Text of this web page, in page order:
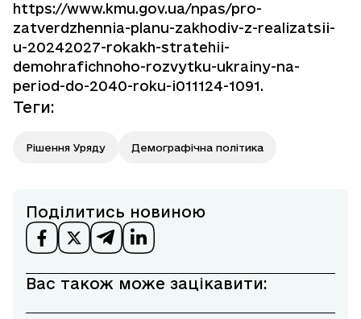
https://www.kmu.gov.ua/npas/pro-
zatverdzhennia-planu-zakhodiv-z-realizatsii-
u-20242027-rokakh-stratehii-
demohrafichnoho-rozvytku-ukrainy-na-
period-do-2040-roku-i011124-1091.
Теги:
Рішення Уряду Демографічна політика
Поділитись новиною
Вас також може зацікавити: